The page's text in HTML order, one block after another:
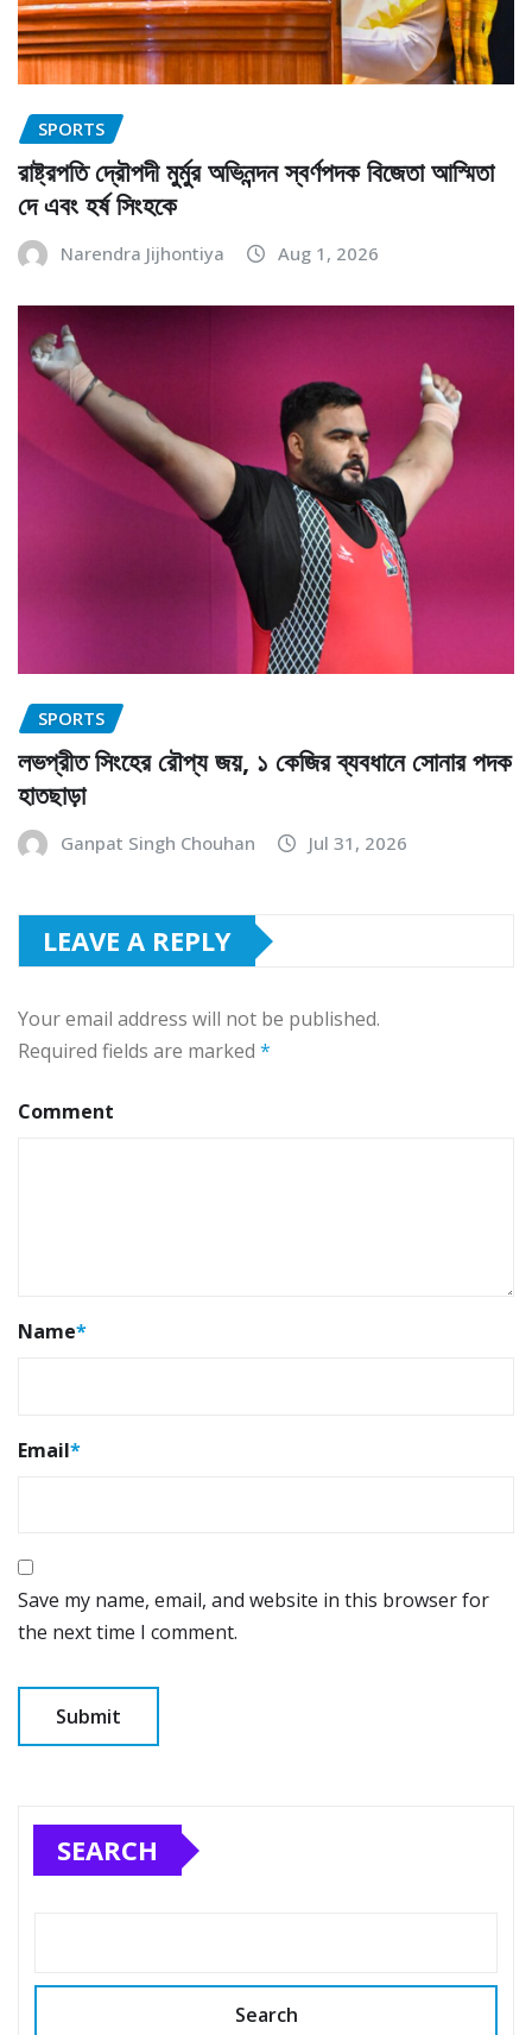
SPORTS
রাষ্ট্রপতি দ্রৌপদী মুর্মুর অভিনন্দন স্বর্ণপদক বিজেতা আস্মিতা
দে এবং হর্ষ সিংহকে
Narendra Jijhontiya Aug 1, 2026
SPORTS
লভপ্রীত সিংহের রৌপ্য জয়, ১ কেজির ব্যবধানে সোনার পদক
হাতছাড়া
Ganpat Singh Chouhan Jul 31, 2026
LEAVE A REPLY
Your email address will not be published.
Required fields are marked *
Comment
Name*
Email*
Save my name, email, and website in this browser for
the next time I comment.
SEARCH
Search